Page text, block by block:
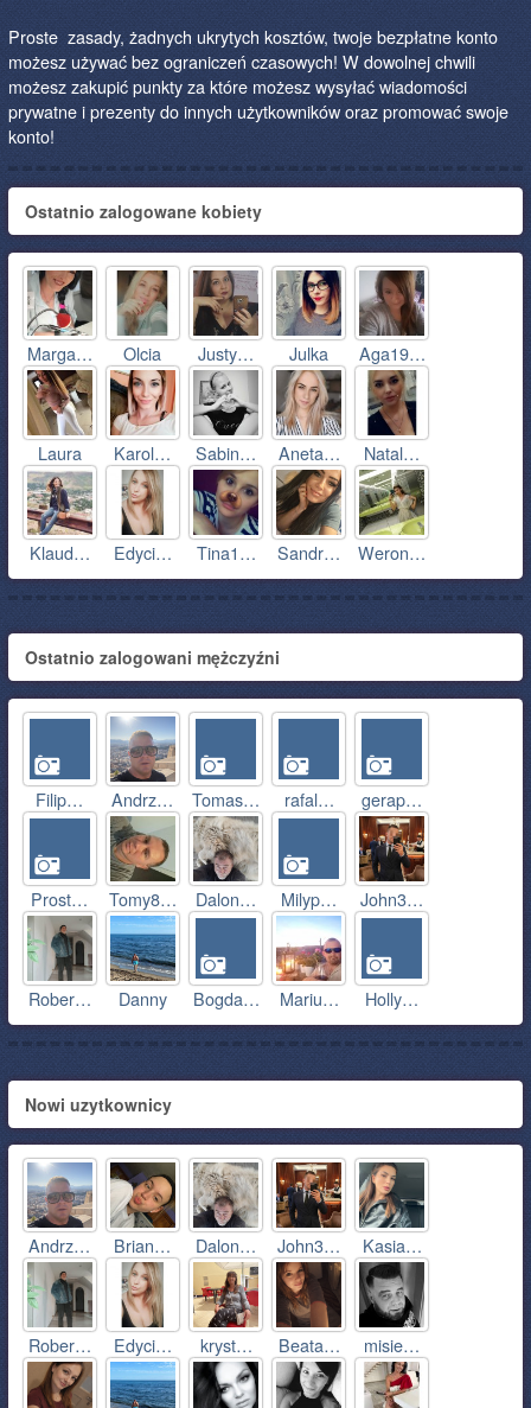
Proste zasady, żadnych ukrytych kosztów, twoje bezpłatne konto
możesz używać bez ograniczeń czasowych! W dowolnej chwili
możesz zakupić punkty za które możesz wysyłać wiadomości
prywatne i prezenty do innych użytkowników oraz promować swoje
konto!
Ostatnio zalogowane kobiety
Marga… Olcia Justy… Julka Aga19…
Laura Karol… Sabin… Aneta… Natal…
Klaud… Edyci… Tina1… Sandr… Weron…
Ostatnio zalogowani mężczyźni
Filip… Andrz… Tomas… rafal… gerap…
Prost… Tomy8… Dalon… Milyp… John3…
Rober… Danny Bogda… Mariu… Holly…
Nowi uzytkownicy
Andrz… Brian… Dalon… John3… Kasia…
Rober… Edyci… kryst… Beata… misie…